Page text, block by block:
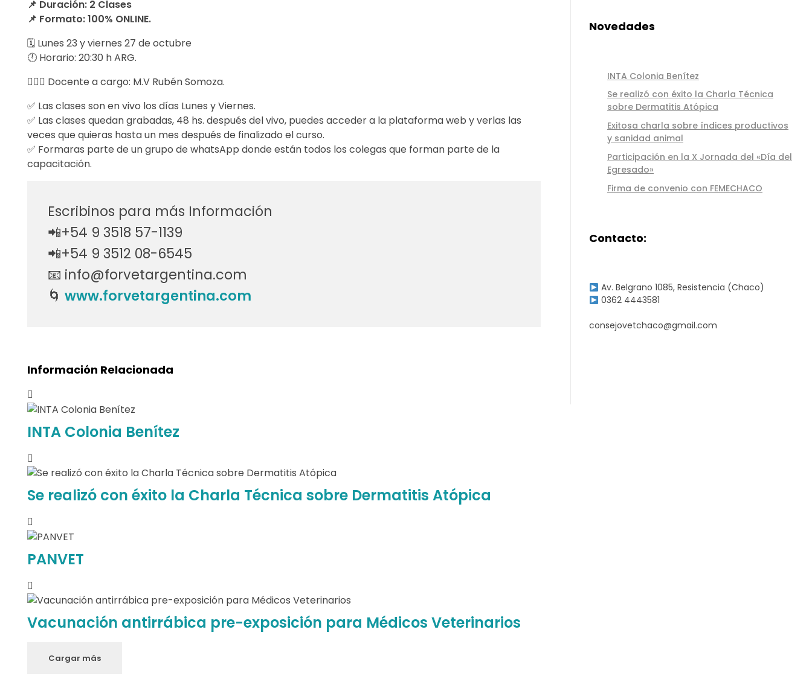
n
c
a
d
e
é
a
o
s
S
n
d
📌 Duración: 2 Clases
📌 Formato: 100% ONLINE.
🗓️ Lunes 23 y viernes 27 de octubre
🕛 Horario: 20:30 h ARG.
👨🏻‍⚕️ Docente a cargo: M.V Rubén Somoza.
✅ Las clases son en vivo los días Lunes y Viernes.
✅ Las clases quedan grabadas, 48 hs. después del vivo, puedes acceder a la plataforma web y verlas las
veces que quieras hasta un mes después de finalizado el curso.
✅ Formaras parte de un grupo de whatsApp donde están todos los colegas que forman parte de la
capacitación.
Escribinos para más Información
📲+54 9 3518 57-1139
📲+54 9 3512 08-6545
📧 info@forvetargentina.com
🌀 www.forvetargentina.com
Información Relacionada
INTA Colonia Benítez
Se realizó con éxito la Charla Técnica sobre Dermatitis Atópica
PANVET
Vacunación antirrábica pre-exposición para Médicos Veterinarios
Cargar más
Novedades
INTA Colonia Benítez
Se realizó con éxito la Charla Técnica
sobre Dermatitis Atópica
Exitosa charla sobre índices productivos
y sanidad animal
Participación en la X Jornada del «Día del
Egresado»
Firma de convenio con FEMECHACO
Contacto:
Av. Belgrano 1085, Resistencia (Chaco)
0362 4443581
consejovetchaco@gmail.com